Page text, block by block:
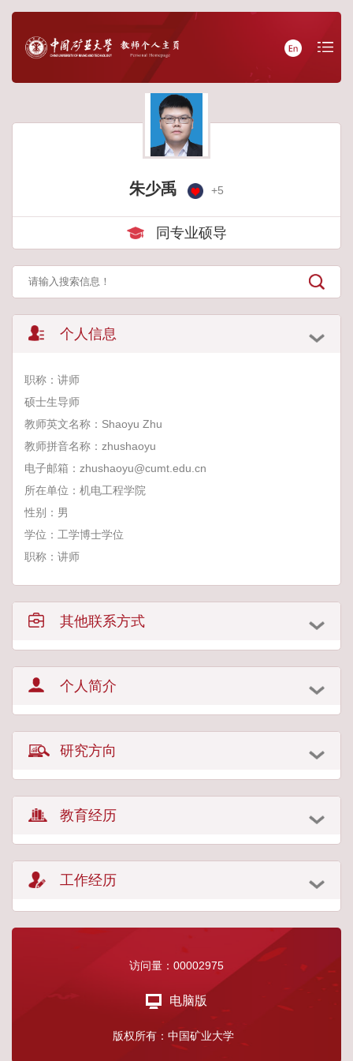
朱少禹 +5
同专业硕导
个人信息
职称：讲师
硕士生导师
教师英文名称：Shaoyu Zhu
教师拼音名称：zhushaoyu
电子邮箱： zhushaoyu@cumt.edu.cn
所在单位：机电工程学院
性别：男
学位：工学博士学位
职称：讲师
其他联系方式
个人简介
研究方向
教育经历
工作经历
访问量： 00002975
电脑版
版权所有：中国矿业大学